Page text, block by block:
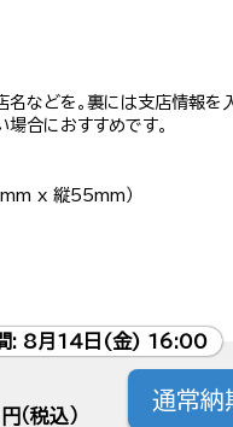
などを。裏には支店情報を
合におすすめです。
x 縦55mm）
: 8月14日(金) 16:00
円（税込）
通常納